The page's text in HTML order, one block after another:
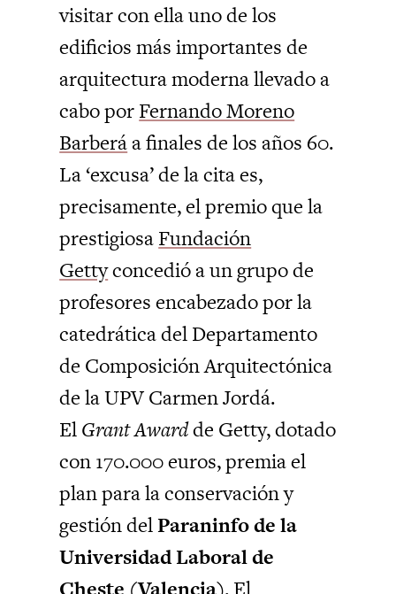
visitar con ella uno de los
edificios más importantes de
arquitectura moderna llevado a
cabo porFernando Moreno
Barberáa finales de los años 60.
La ‘excusa’ de la cita es,
precisamente, el premio que la
prestigiosaFundación
Gettyconcedió a un grupo de
profesores encabezado por la
catedrática del Departamento
de Composición Arquitectónica
de la UPV Carmen Jordá.
ElGrant Awardde Getty, dotado
con 170.000 euros, premia el
plan para la conservación y
gestión delParaninfo de la
Universidad Laboral de